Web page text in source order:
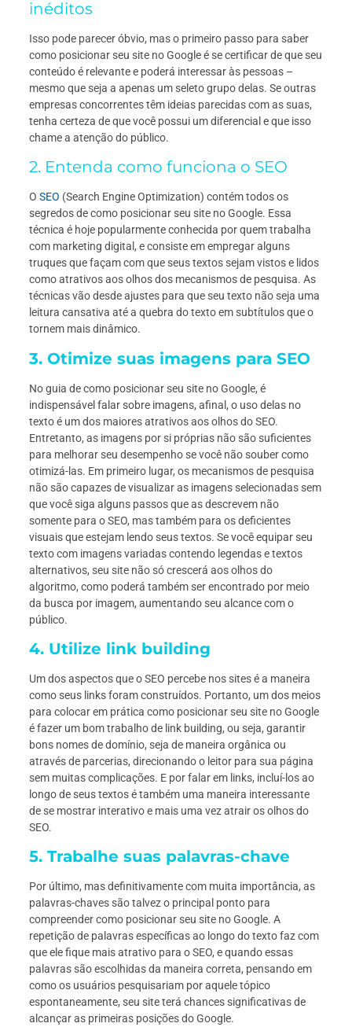
inéditos
Isso pode parecer óbvio, mas o primeiro passo para saber
como posicionar seu site no Google é se certificar de que seu
conteúdo é relevante e poderá interessar às pessoas –
mesmo que seja a apenas um seleto grupo delas. Se outras
empresas concorrentes têm ideias parecidas com as suas,
tenha certeza de que você possui um diferencial e que isso
chame a atenção do público.
2. Entenda como funciona o SEO
O SEO (Search Engine Optimization) contém todos os
segredos de como posicionar seu site no Google. Essa
técnica é hoje popularmente conhecida por quem trabalha
com marketing digital, e consiste em empregar alguns
truques que façam com que seus textos sejam vistos e lidos
como atrativos aos olhos dos mecanismos de pesquisa. As
técnicas vão desde ajustes para que seu texto não seja uma
leitura cansativa até a quebra do texto em subtítulos que o
tornem mais dinâmico.
3. Otimize suas imagens para SEO
No guia de como posicionar seu site no Google, é
indispensável falar sobre imagens, afinal, o uso delas no
texto é um dos maiores atrativos aos olhos do SEO.
Entretanto, as imagens por si próprias não são suficientes
para melhorar seu desempenho se você não souber como
otimizá-las. Em primeiro lugar, os mecanismos de pesquisa
não são capazes de visualizar as imagens selecionadas sem
que você siga alguns passos que as descrevem não
somente para o SEO, mas também para os deficientes
visuais que estejam lendo seus textos. Se você equipar seu
texto com imagens variadas contendo legendas e textos
alternativos, seu site não só crescerá aos olhos do
algoritmo, como poderá também ser encontrado por meio
da busca por imagem, aumentando seu alcance com o
público.
4. Utilize link building
Um dos aspectos que o SEO percebe nos sites é a maneira
como seus links foram construídos. Portanto, um dos meios
para colocar em prática como posicionar seu site no Google
é fazer um bom trabalho de link building, ou seja, garantir
bons nomes de domínio, seja de maneira orgânica ou
através de parcerias, direcionando o leitor para sua página
sem muitas complicações. E por falar em links, incluí-los ao
longo de seus textos é também uma maneira interessante
de se mostrar interativo e mais uma vez atrair os olhos do
SEO.
5. Trabalhe suas palavras-chave
Por último, mas definitivamente com muita importância, as
palavras-chaves são talvez o principal ponto para
compreender como posicionar seu site no Google. A
repetição de palavras específicas ao longo do texto faz com
que ele fique mais atrativo para o SEO, e quando essas
palavras são escolhidas da maneira correta, pensando em
como os usuários pesquisariam por aquele tópico
espontaneamente, seu site terá chances significativas de
alcançar as primeiras posições do Google.